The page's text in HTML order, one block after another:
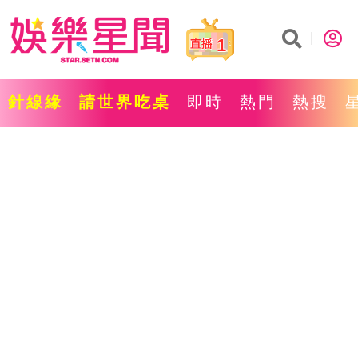
1
針線緣 請世界吃桌 即時 熱門 熱搜